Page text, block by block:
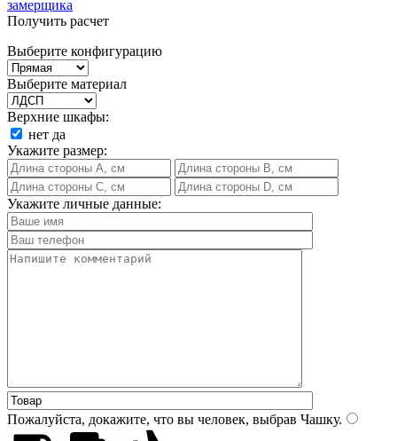
замерщика
Получить расчет
Выберите конфигурацию
Выберите материал
Верхние шкафы:
нет да
Укажите размер:
Укажите личные данные:
Пожалуйста, докажите, что вы человек, выбрав Чашку.